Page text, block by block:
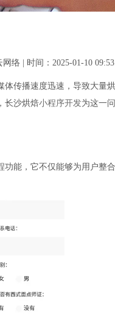
络 | 时间：2025-01-10
体传播速度迅速，导致大量
长沙烘焙小程序开发为这一
功能，它不仅能够为用户整